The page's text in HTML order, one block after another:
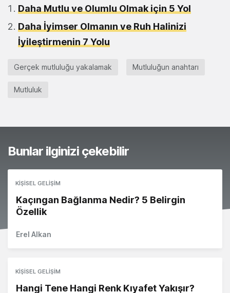
Daha Mutlu ve Olumlu Olmak için 5 Yol
Daha İyimser Olmanın ve Ruh Halinizi
İyileştirmenin 7 Yolu
Gerçek mutluluğu yakalamak Mutluluğun anahtarı
Mutluluk
Bunlar ilginizi çekebilir
KIŞISEL GELIŞIM
Kaçıngan Bağlanma Nedir? 5 Belirgin
Özellik
Erel Alkan
KIŞISEL GELIŞIM
Hangi Tene Hangi Renk Kıyafet Yakışır?